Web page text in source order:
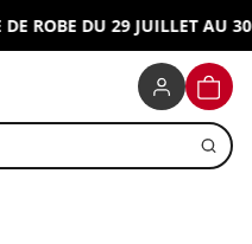
ROBE DU 29 JUILLET AU 30